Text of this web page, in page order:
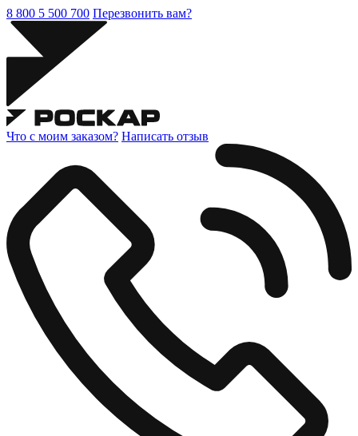
8 800 5 500 700 Перезвонить вам?
Что с моим заказом? Написать отзыв